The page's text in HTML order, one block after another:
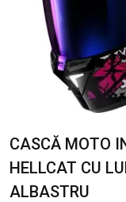
CASCĂ MOTO
HELLCAT CU
ALBASTRU